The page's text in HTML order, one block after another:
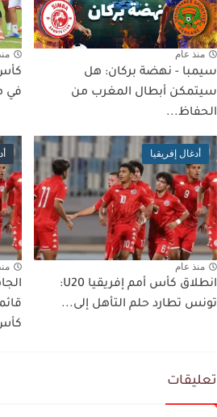
منذ عام
سيمبا - نهضة بركان: هل
سيتمكن أبطال المغرب من
الحفاظ...
في
أدغال إفريقيا
منذ عام
انطلاق كأس أمم إفريقيا U20:
تونس تطارد حلم التأهل إلى...
تعليقات